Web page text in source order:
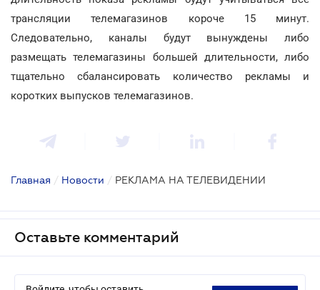
трансляции телемагазинов короче 15 минут.
Следовательно, каналы будут вынуждены либо
размещать телемагазины большей длительности, либо
тщательно сбалансировать количество рекламы и
коротких выпусков телемагазинов.
Главная / Новости / РЕКЛАМА НА ТЕЛЕВИДЕНИИ
Оставьте комментарий